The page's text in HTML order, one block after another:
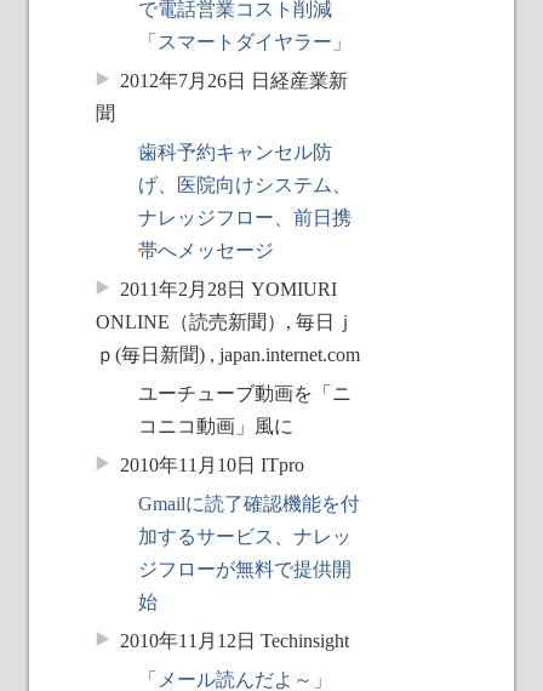
で電話営業コスト削減
「スマートダイヤラー」
2012年7月26日 日経産業新
聞
歯科予約キャンセル防
げ、医院向けシステム、
ナレッジフロー、前日携
帯へメッセージ
2011年2月28日 YOMIURI
ONLINE（読売新聞）, 毎日ｊ
ｐ(毎日新聞) , japan.internet.com
ユーチューブ動画を「ニ
コニコ動画」風に
2010年11月10日 ITpro
Gmailに読了確認機能を付
加するサービス、ナレッ
ジフローが無料で提供開
始
2010年11月12日 Techinsight
「メール読んだよ～」